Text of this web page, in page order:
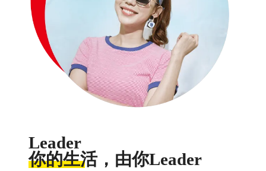
Leader
你的生活，由你Leader